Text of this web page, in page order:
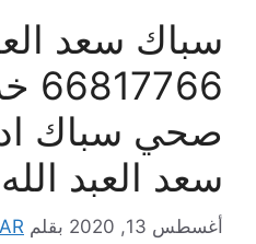
سباك سعد
صحي سباك
سعد العبد الله
أغسطس 13, 2020 بقلم